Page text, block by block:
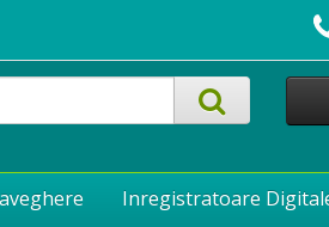
Inregistratoare